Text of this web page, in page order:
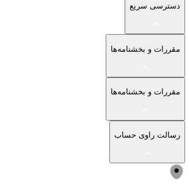
دسترسی سریع
مقررات و بخشنامه‌ها
مقررات و بخشنامه‌ها
رسالت راوی حساب